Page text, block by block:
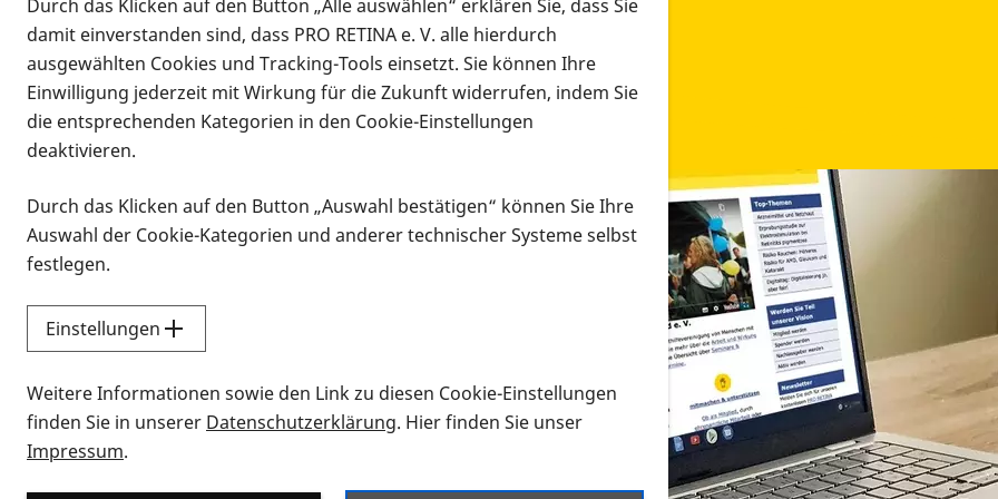
Infomaterial
Infomaterial
Vorlesen
Alle Infomaterialien in verschiedenen Formaten an
Sie möchten wissen, wie Sie nach Infonmaterial suchen und dieses bestellen bzw. herunterladen
Durch das Klicken auf den Button „Alle auswählen“ erklären Sie, dass Sie
damit einverstanden sind, dass PRO RETINA e. V. alle hierdurch
ausgewählten Cookies und Tracking-Tools einsetzt. Sie können Ihre
Einwilligung jederzeit mit Wirkung für die Zukunft widerrufen, indem Sie
die entsprechenden Kategorien in den Cookie-Einstellungen
deaktivieren.
Durch das Klicken auf den Button „Auswahl bestätigen“ können Sie Ihre
Auswahl der Cookie-Kategorien und anderer technischer Systeme selbst
festlegen.
Einstellungen
Weitere Informationen sowie den Link zu diesen Cookie-Einstellungen
finden Sie in unserer Datenschutzerklärung. Hier finden Sie unser
Impressum.